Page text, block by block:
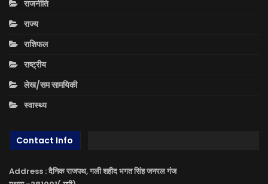
राजनीति
राज्य
राशिफल
राष्ट्रीय
लेख/सम सामयिकी
स्वास्थ्य
Contact Info
Address : दैनिक राजपथ, गली शहीद भगत सिंह जनरल गंज